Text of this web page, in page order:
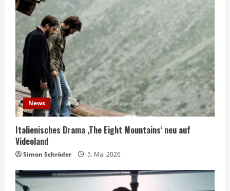
News
Italienisches Drama ‚The Eight Mountains‘ neu auf
Videoland
Simon Schröder 5. Mai 2026